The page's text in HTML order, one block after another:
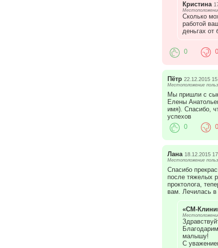
Кристина
Сколько
работой
деньгах от
0 0
Пётр 22.12.2015
Местоположение
Мы пришли с
Елены
имя). Спасибо,
успехов
0
0
Лана 18.12.2015
Местоположение
Спасибо
после тяжелых
проктолога,
вам. Лечилась в
«СМ-
малышу!
С